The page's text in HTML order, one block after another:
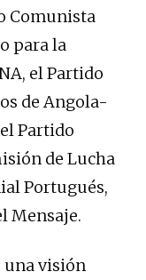
Comunista
para la
el Partido
de Angola-
Partido
de Lucha
Portugués,
Mensaje.
una visión